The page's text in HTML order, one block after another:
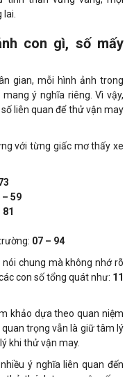
con gì, số mấy
gian, mỗi hình ảnh trong
ý nghĩa riêng. Vì vậy,
liên quan để thử vận may
với từng giấc mơ thấy xe
– 59
81
07 – 94
chung mà không nhớ rõ
con số tổng quát như: 11
khảo dựa theo quan niệm
trọng vẫn là giữ tâm lý
khi thử vận may.
ý nghĩa liên quan đến